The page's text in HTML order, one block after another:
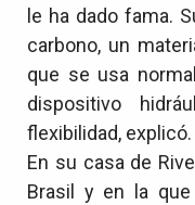
le ha dado fama.
carbono, un
que se usa
dispositivo
flexibilidad, explicó.
En su casa de
Brasil y en la